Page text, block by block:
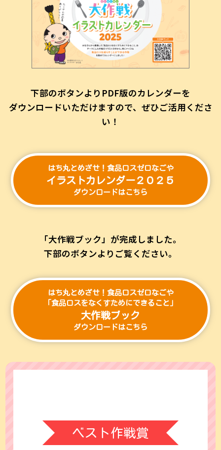
下部のボタンよりPDF版のカレンダーを
ダウンロードいただけますので、ぜひご活用くださ
い！
はち丸とめざせ！食品ロスゼロなごや
イラストカレンダー２０２５
ダウンロードはこちら
「大作戦ブック」が完成しました。
下部のボタンよりご覧ください。
はち丸とめざせ！食品ロスゼロなごや
「食品ロスをなくすためにできること」
大作戦ブック
ダウンロードはこちら
ベスト作戦賞